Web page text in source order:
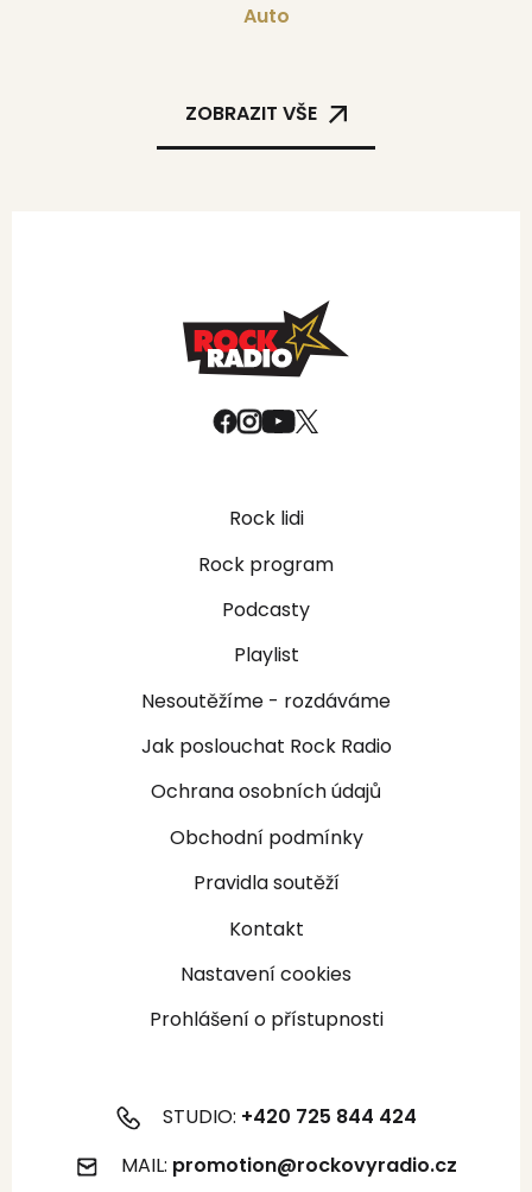
Auto
ZOBRAZIT VŠE
Rock lidi
Rock program
Podcasty
Playlist
Nesoutěžíme - rozdáváme
Jak poslouchat Rock Radio
Ochrana osobních údajů
Obchodní podmínky
Pravidla soutěží
Kontakt
Nastavení cookies
Prohlášení o přístupnosti
STUDIO: +420 725 844 424
MAIL: promotion@rockovyradio.cz